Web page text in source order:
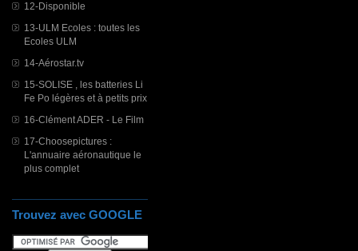
12-Disponible
13-ULM Ecoles : toutes les
Ecoles ULM
14-Aérostar.tv
15-SOLISE , les batteries Li
Fe Po légères et à petits prix
16-Clément ADER - Le Film
17-Choosepictures :
L'annuaire aéronautique le
plus complet
Trouvez avec GOOGLE